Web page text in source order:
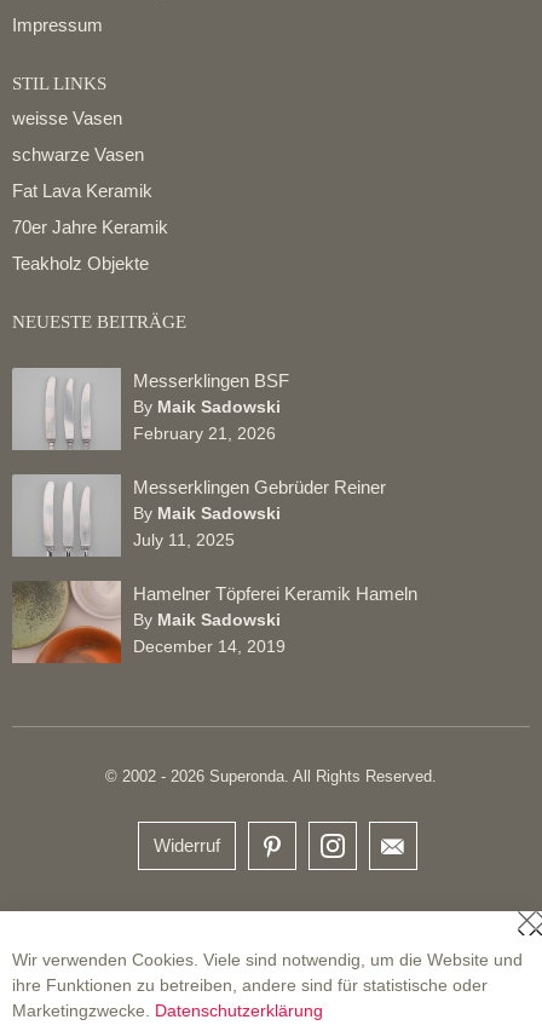
Impressum
STIL LINKS
weisse Vasen
schwarze Vasen
Fat Lava Keramik
70er Jahre Keramik
Teakholz Objekte
NEUESTE BEITRÄGE
Messerklingen BSF
By Maik Sadowski
February 21, 2026
Messerklingen Gebrüder Reiner
By Maik Sadowski
July 11, 2025
Hamelner Töpferei Keramik Hameln
By Maik Sadowski
December 14, 2019
© 2002 - 2026 Superonda. All Rights Reserved.
Widerruf
Wir verwenden Cookies. Viele sind notwendig, um die Website und
ihre Funktionen zu betreiben, andere sind für statistische oder
Marketingzwecke. Datenschutzerklärung